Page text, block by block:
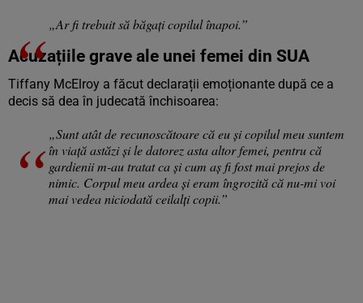
„Ar fi trebuit să băgați copilul înapoi.”
Acuzațiile grave ale unei femei din SUA
Tiffany McElroy a făcut declarații emoționante după ce a
decis să dea în judecată închisoarea:
„Sunt atât de recunoscătoare că eu și copilul meu suntem
în viață astăzi și le datorez asta altor femei, pentru că
gardienii m-au tratat ca și cum aș fi fost mai prejos de
nimic. Corpul meu ardea și eram îngrozită că nu-mi voi
mai vedea niciodată ceilalți copii.”